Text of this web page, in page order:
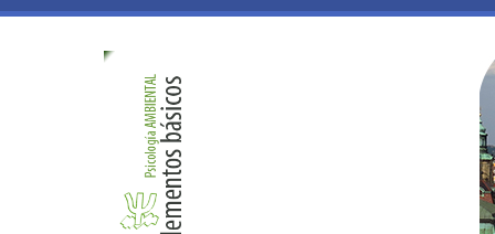
Skip to main content
Psicologia
ambiental